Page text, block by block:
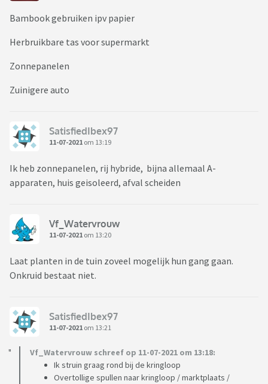
Bambook gebruiken ipv papier
Herbruikbare tas voor supermarkt
Zonnepanelen
Zuinigere auto
SatisfiedIbex97
11-07-2021 om 13:19
Ik heb zonnepanelen, rij hybride, bijna allemaal A-
apparaten, huis geisoleerd, afval scheiden
Vf_Watervrouw
11-07-2021 om 13:20
Laat planten in de tuin zoveel mogelijk hun gang gaan.
Onkruid bestaat niet.
SatisfiedIbex97
11-07-2021 om 13:21
Vf_Watervrouw schreef op 11-07-2021 om 13:18:
Ik struin graag rond bij de kringloop
Overtollige spullen naar kringloop / marktplaats /